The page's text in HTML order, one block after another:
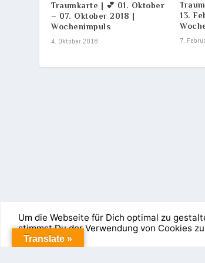
Traumkarte | 💕 01. Oktober
– 07. Oktober 2018 |
Wochenimpuls
4. Oktober 2018
13.
7.
Entworfen vonElegant Themes | Unterstützt von
Translate »
Um die Webseite für Dich optimal zu
stimmst Du der Verwendung von Cookies